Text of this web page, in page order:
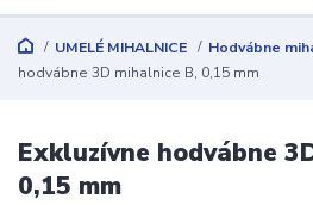
UMELÉ MIHALNICE Hodvábne
hodvábne 3D mihalnice B, 0,15 mm
Exkluzívne hodvábne
0,15 mm